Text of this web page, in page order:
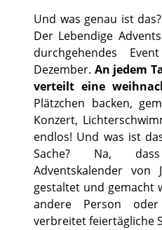
Und was genau ist
Der Lebendige
durchgehendes
Dezember. An jedem
verteilt eine
Plätzchen backen,
Konzert,
endlos! Und was ist
Sache? Na,
Adventskalender von
gestaltet und gemacht
andere Person
verbreitet feiertägliche